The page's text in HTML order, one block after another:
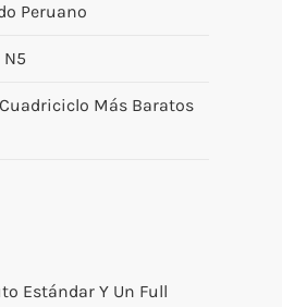
Peruano
N5
Más Baratos
Estándar Y Un Full